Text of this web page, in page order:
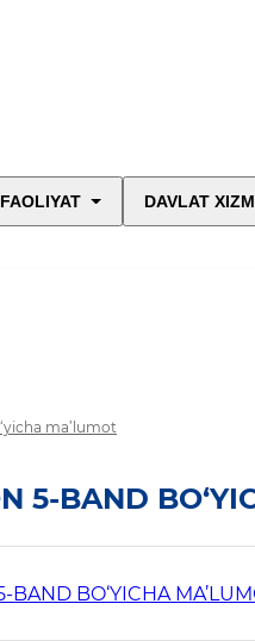
FAOLIYAT DAVLAT
ma’lumot
5-BAND
BAND BO‘YICHA